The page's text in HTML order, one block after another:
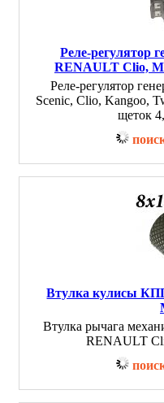
Реле-регулятор
RENAULT Clio,
Реле-регулятор
Scenic, Clio, Kangoo,
щеток
Втулка кулисы
Втулка рычага
RENAULT